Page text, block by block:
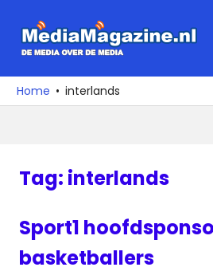
naar
media
over
Home interlands
Tag: interlands
Sport1
basketballers